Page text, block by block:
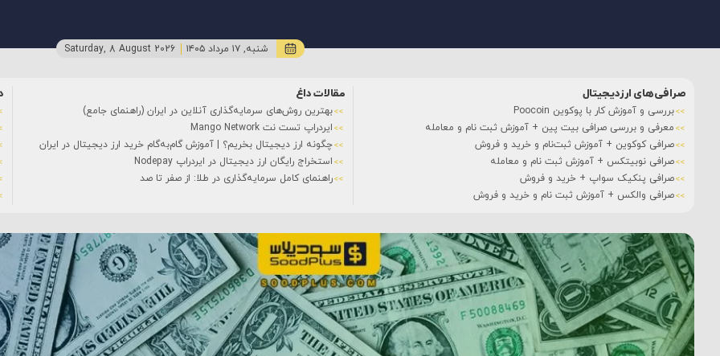
شنبه, ۱۷ مرداد ۱۴۰۵ Saturday, 8 August 2026
صرافی‌های ارزدیجیتال
بررسی و آموزش کار با پوکوین Poocoin
معرفی و بررسی صرافی بیت پین + آموزش ثبت نام و معامله
صرافی کوکوین + آموزش ثبت‌نام و خرید و فروش
صرافی نوبیتکس + آموزش ثبت نام و معامله
صرافی پنکیک سواپ + خرید و فروش
صرافی والکس + آموزش ثبت نام و خرید و فروش
مقالات داغ
بهترین روش‌های سرمایه‌گذاری آنلاین در ایران (راهنمای جامع)
ایردراپ تست نت Mango Network
چگونه ارز دیجیتال بخریم؟ | آموزش گام‌به‌گام خرید ارز دیجیتال در ایران
استخراج رایگان ارز دیجیتال در ایردراپ Nodepay
راهنمای کامل سرمایه‌گذاری در طلا: از صفر تا صد